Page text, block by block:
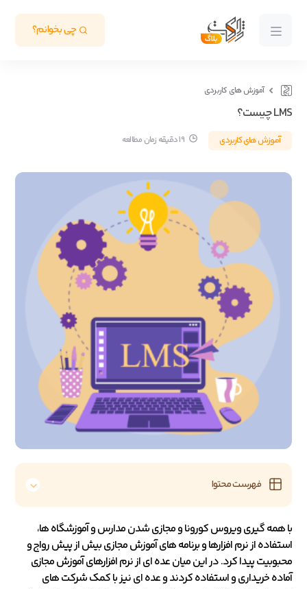
چی بخوانم؟
آموزش های کاربردی
LMS چیست؟
آموزش های کاربردی 19 دقیقه زمان مطالعه
فهرست محتوا
با همه گیری ویروس کورونا و مجازی شدن مدارس و آموزشگاه ها،
استفاده از نرم افزارها و برنامه های آموزش مجازی بیش از پیش رواج و
محبوبیت پیدا کرد. در این میان عده ای از نرم افزارهای آموزش مجازی
آماده خریداری و استفاده کردند و عده ای نیز با کمک شرکت های